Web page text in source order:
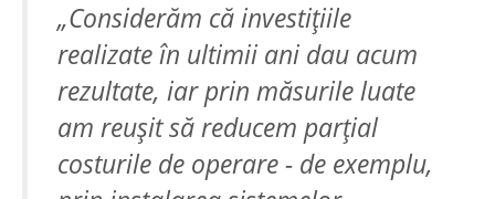
„Considerăm că investițiile
realizate în ultimii ani dau acum
rezultate, iar prin măsurile luate
am reușit să reducem parțial
costurile de operare - de exemplu,